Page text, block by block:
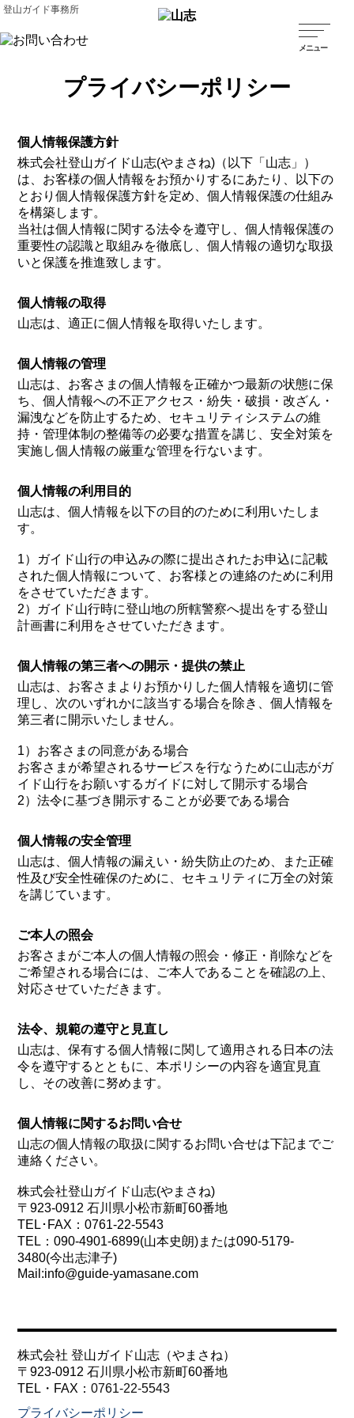
登山ガイド事務所
プライバシーポリシー
個人情報保護方針
株式会社登山ガイド山志(やまさね)（以下「山志」）
は、お客様の個人情報をお預かりするにあたり、以下の
とおり個人情報保護方針を定め、個人情報保護の仕組み
を構築します。
当社は個人情報に関する法令を遵守し、個人情報保護の
重要性の認識と取組みを徹底し、個人情報の適切な取扱
いと保護を推進致します。
個人情報の取得
山志は、適正に個人情報を取得いたします。
個人情報の管理
山志は、お客さまの個人情報を正確かつ最新の状態に保
ち、個人情報への不正アクセス・紛失・破損・改ざん・
漏洩などを防止するため、セキュリティシステムの維
持・管理体制の整備等の必要な措置を講じ、安全対策を
実施し個人情報の厳重な管理を行ないます。
個人情報の利用目的
山志は、個人情報を以下の目的のために利用いたしま
す。
1）ガイド山行の申込みの際に提出されたお申込に記載
された個人情報について、お客様との連絡のために利用
をさせていただきます。
2）ガイド山行時に登山地の所轄警察へ提出をする登山
計画書に利用をさせていただきます。
個人情報の第三者への開示・提供の禁止
山志は、お客さまよりお預かりした個人情報を適切に管
理し、次のいずれかに該当する場合を除き、個人情報を
第三者に開示いたしません。
1）お客さまの同意がある場合
お客さまが希望されるサービスを行なうために山志がガ
イド山行をお願いするガイドに対して開示する場合
2）法令に基づき開示することが必要である場合
個人情報の安全管理
山志は、個人情報の漏えい・紛失防止のため、また正確
性及び安全性確保のために、セキュリティに万全の対策
を講じています。
ご本人の照会
お客さまがご本人の個人情報の照会・修正・削除などを
ご希望される場合には、ご本人であることを確認の上、
対応させていただきます。
法令、規範の遵守と見直し
山志は、保有する個人情報に関して適用される日本の法
令を遵守するとともに、本ポリシーの内容を適宜見直
し、その改善に努めます。
個人情報に関するお問い合せ
山志の個人情報の取扱に関するお問い合せは下記までご
連絡ください。
株式会社登山ガイド山志(やまさね)
〒923-0912 石川県小松市新町60番地
TEL･FAX：0761-22-5543
TEL：090-4901-6899(山本史朗)または090-5179-
3480(今出志津子)
Mail:info@guide-yamasane.com
株式会社 登山ガイド山志（やまさね）
〒923-0912 石川県小松市新町60番地
TEL・FAX：0761-22-5543
プライバシーポリシー